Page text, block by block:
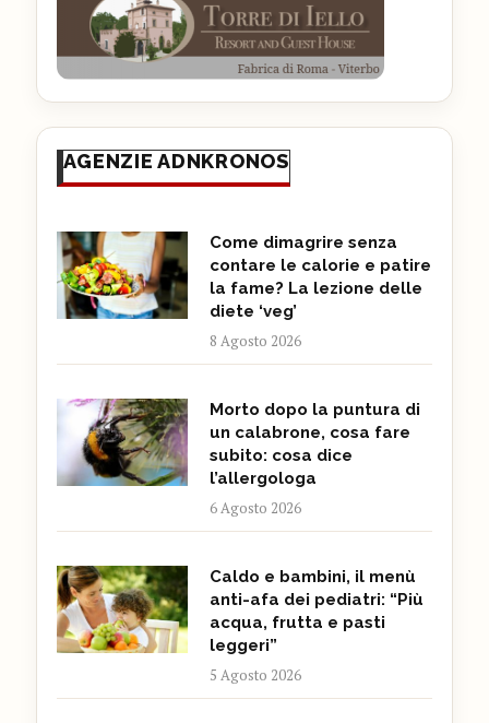
AGENZIE ADNKRONOS
Come dimagrire senza
contare le calorie e patire
la fame? La lezione delle
diete ‘veg’
8 Agosto 2026
Morto dopo la puntura di
un calabrone, cosa fare
subito: cosa dice
l’allergologa
6 Agosto 2026
Caldo e bambini, il menù
anti-afa dei pediatri: “Più
acqua, frutta e pasti
leggeri”
5 Agosto 2026